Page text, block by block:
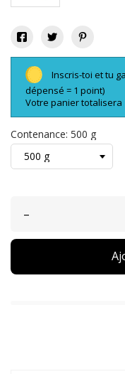
Inscris-toi et tu
dépensé = 1 point)
Votre panier totalisera
Contenance: 500 g
–